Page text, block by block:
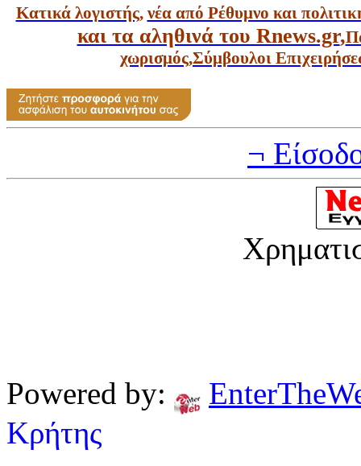
Κατικά λογιστής, νέα από Ρέθυμνο και
και τα αληθινά του Rnews.gr,
χωρισμός,Σύμβουλοι
¬
Powered by:
Κρήτης